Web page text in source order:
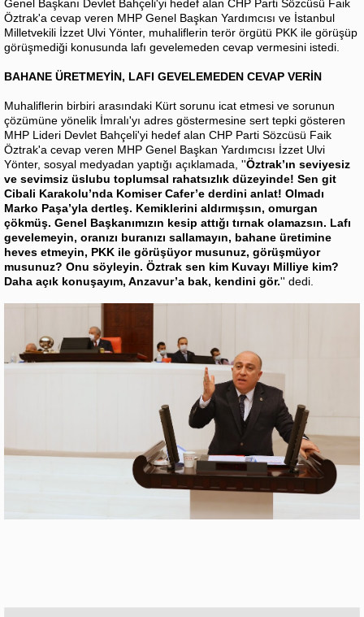
Genel Başkanı Devlet Bahçeli'yi hedef alan CHP Parti Sözcüsü Faik
Öztrak'a cevap veren MHP Genel Başkan Yardımcısı ve İstanbul
Milletvekili İzzet Ulvi Yönter, muhaliflerin terör örgütü PKK ile görüşüp
görüşmediği konusunda lafı gevelemeden cevap vermesini istedi.
BAHANE ÜRETMEYİN, LAFI GEVELEMEDEN CEVAP VERİN
Muhaliflerin birbiri arasındaki Kürt sorunu icat etmesi ve sorunun
çözümüne yönelik İmralı'yı adres göstermesine sert tepki gösteren
MHP Lideri Devlet Bahçeli'yi hedef alan CHP Parti Sözcüsü Faik
Öztrak'a cevap veren MHP Genel Başkan Yardımcısı İzzet Ulvi
Yönter, sosyal medyadan yaptığı açıklamada, ''Öztrak’ın seviyesiz
ve sevimsiz üslubu toplumsal rahatsızlık düzeyinde! Sen git
Cibali Karakolu’nda Komiser Cafer’e derdini anlat! Olmadı
Marko Paşa’yla dertleş. Kemiklerini aldırmışsın, omurgan
çökmüş. Genel Başkanımızın kesip attığı tırnak olamazsın. Lafı
gevelemeyin, oranızı buranızı sallamayın, bahane üretimine
heves etmeyin, PKK ile görüşüyor musunuz, görüşmüyor
musunuz? Onu söyleyin. Öztrak sen kim Kuvayı Milliye kim?
Daha açık konuşayım, Anzavur’a bak, kendini gör.'' dedi.